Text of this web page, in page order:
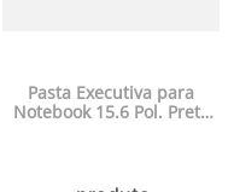
Pasta Executiva para
Notebook 15.6 Pol. Preta